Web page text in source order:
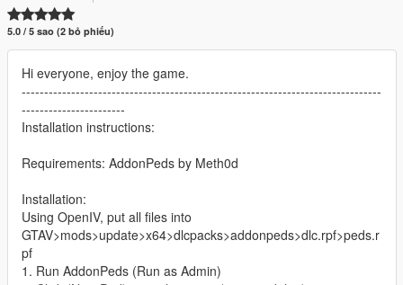
5.0 / 5 sao (2 bỏ phiếu)
Hi everyone, enjoy the game.
--------------------------------------------------------------------------------
-----------------------
Installation instructions:
Requirements: AddonPeds by Meth0d
Installation:
Using OpenIV, put all files into
GTAV>mods>update>x64>dlcpacks>addonpeds>dlc.rpf>peds.r
pf
1. Run AddonPeds (Run as Admin)